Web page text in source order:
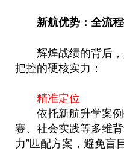
新航优势：全流程
辉煌战绩的背后，
把控的硬核实力：
精准定位
依托新航升学案例
赛、社会实践等多维
力”匹配方案，避免盲